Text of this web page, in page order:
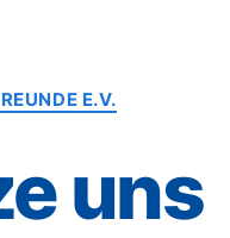
E.V.
uns